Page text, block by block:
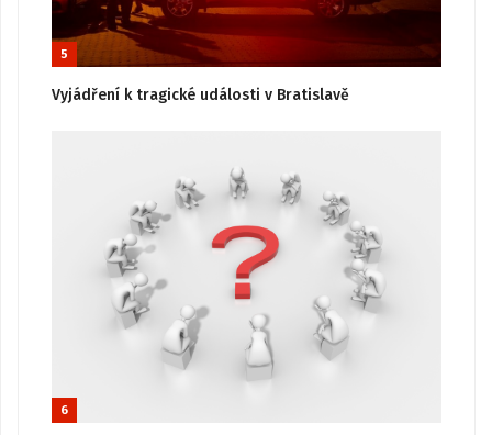
5
Vyjádření k tragické události v Bratislavě
6